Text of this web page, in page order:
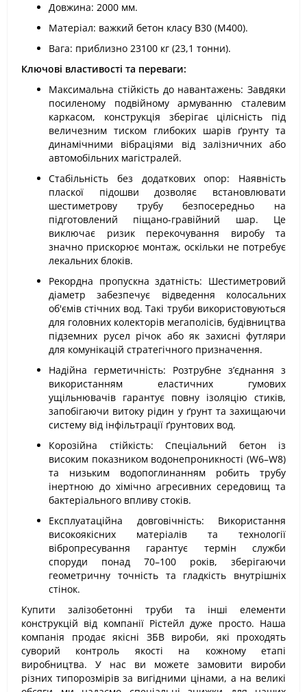
Довжина: 2000 мм.
Матеріал: важкий бетон класу В30 (М400).
Вага: приблизно 23100 кг (23,1 тонни).
Ключові властивості та переваги:
Максимальна стійкість до навантажень: Завдяки
посиленому подвійному армуванню сталевим
каркасом, конструкція зберігає цілісність під
величезним тиском глибоких шарів ґрунту та
динамічними вібраціями від залізничних або
автомобільних магістралей.
Стабільність без додаткових опор: Наявність
пласкої підошви дозволяє встановлювати
шестиметрову трубу безпосередньо на
підготовлений піщано-гравійний шар. Це
виключає ризик перекочування виробу та
значно прискорює монтаж, оскільки не потребує
лекальних блоків.
Рекордна пропускна здатність: Шестиметровий
діаметр забезпечує відведення колосальних
об'ємів стічних вод. Такі труби використовуються
для головних колекторів мегаполісів, будівництва
підземних русел річок або як захисні футляри
для комунікацій стратегічного призначення.
Надійна герметичність: Розтрубне з’єднання з
використанням еластичних гумових
ущільнювачів гарантує повну ізоляцію стиків,
запобігаючи витоку рідин у ґрунт та захищаючи
систему від інфільтрації ґрунтових вод.
Корозійна стійкість: Спеціальний бетон із
високим показником водонепроникності (W6–W8)
та низьким водопоглинанням робить трубу
інертною до хімічно агресивних середовищ та
бактеріального впливу стоків.
Експлуатаційна довговічність: Використання
високоякісних матеріалів та технології
вібропресування гарантує термін служби
споруди понад 70–100 років, зберігаючи
геометричну точність та гладкість внутрішніх
стінок.
Купити залізобетонні труби та інші елементи
конструкцій від компанії Рістейл дуже просто. Наша
компанія продає якісні ЗБВ вироби, які проходять
суворий контроль якості на кожному етапі
виробництва. У нас ви можете замовити вироби
різних типорозмірів за вигідними цінами, а на великі